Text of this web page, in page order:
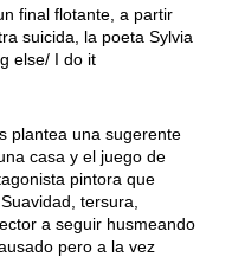
final flotante, a partir
suicida, la poeta Sylvia
else/ I do it
plantea una sugerente
casa y el juego de
pintora que
tersura,
a seguir husmeando
pero a la vez